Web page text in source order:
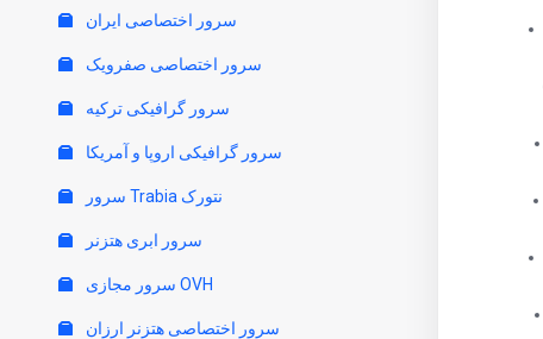
سرور اختصاصی ایران
سرور اختصاصی صفرویک
سرور گرافیکی ترکیه
سرور گرافیکی اروپا و آمریکا
سرور Trabia نتورک
سرور ابری هتزنر
سرور مجازی OVH
سرور اختصاصی هتزنر ارزان